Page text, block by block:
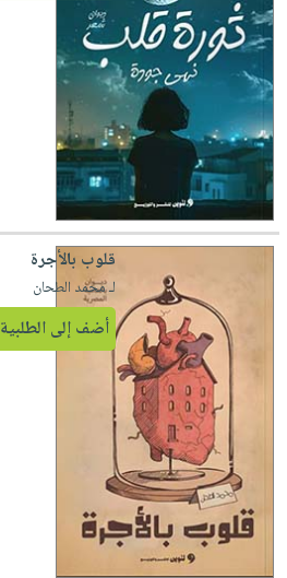
قلوب بالأجرة
لـ محمد الطحان
أضف إلى الطلبية